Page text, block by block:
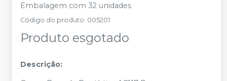
Embalagem com 32 unidades
Código do produto: 005201
Produto esgotado
Descrição: